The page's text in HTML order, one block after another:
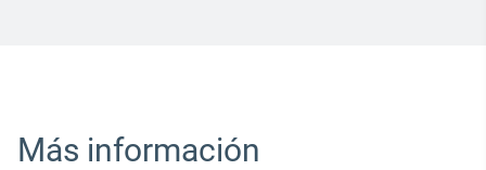
Más información